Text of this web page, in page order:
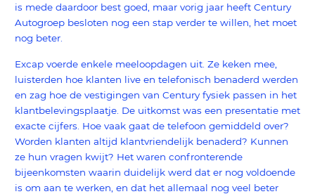
is mede daardoor best goed, maar vorig jaar heeft Century
Autogroep besloten nog een stap verder te willen, het moet
nog beter.
Excap voerde enkele meeloopdagen uit. Ze keken mee,
luisterden hoe klanten live en telefonisch benaderd werden
en zag hoe de vestigingen van Century fysiek passen in het
klantbelevingsplaatje. De uitkomst was een presentatie met
exacte cijfers. Hoe vaak gaat de telefoon gemiddeld over?
Worden klanten altijd klantvriendelijk benaderd? Kunnen
ze hun vragen kwijt? Het waren confronterende
bijeenkomsten waarin duidelijk werd dat er nog voldoende
is om aan te werken, en dat het allemaal nog veel beter